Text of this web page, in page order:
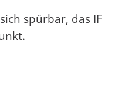
spürbar, das IF